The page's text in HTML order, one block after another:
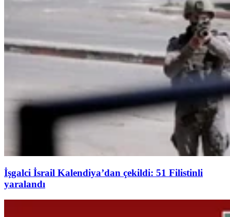
İşgalci İsrail Kalendiya’dan çekildi: 51 Filistinli
yaralandı